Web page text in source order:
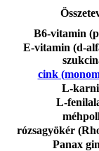
B6-vitamin
E-vitamin (d-
cink
L-
L-
rózsagyökér
Panax